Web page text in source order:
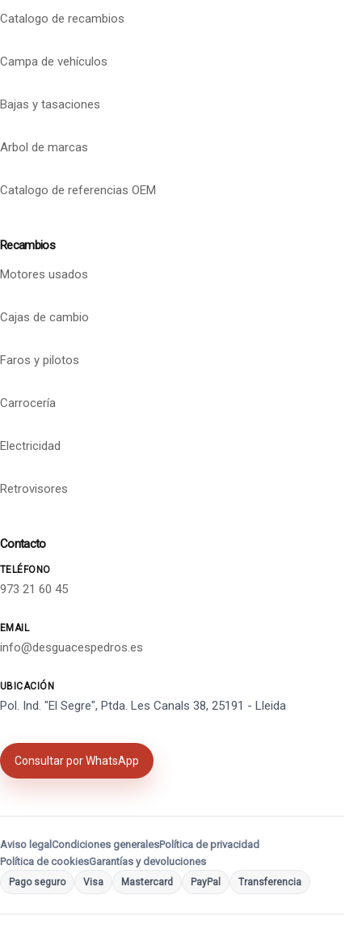
Catalogo de recambios
Campa de vehículos
Bajas y tasaciones
Arbol de marcas
Catalogo de referencias OEM
Recambios
Motores usados
Cajas de cambio
Faros y pilotos
Carrocería
Electricidad
Retrovisores
Contacto
TELÉFONO
973 21 60 45
EMAIL
info@desguacespedros.es
UBICACIÓN
Pol. Ind. "El Segre", Ptda. Les Canals 38, 25191 - Lleida
Consultar por WhatsApp
Aviso legal Condiciones generalesPolítica de privacidad
Política de cookiesGarantías y devoluciones
Pago seguro Visa Mastercard PayPal Transferencia